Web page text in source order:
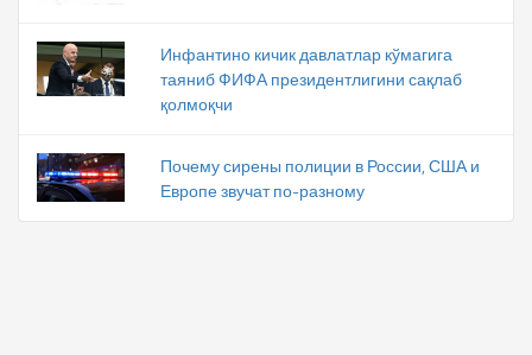
Инфантино кичик давлатлар кўмагига
таяниб ФИФА президентлигини сақлаб
қолмоқчи
Почему сирены полиции в России, США и
Европе звучат по-разному